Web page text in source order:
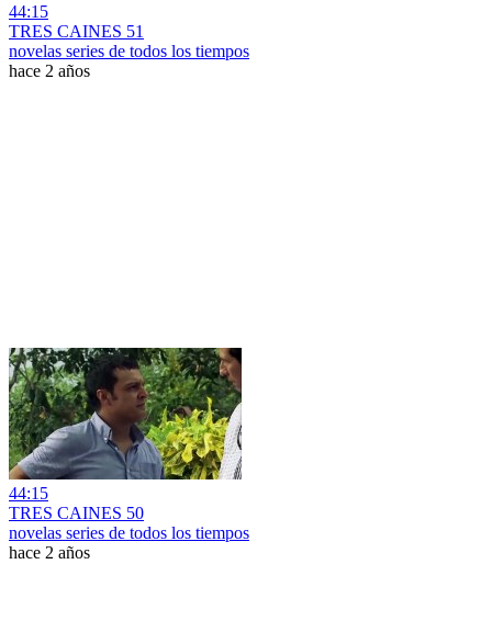
44:15
TRES CAINES 51
novelas series de todos los tiempos
hace 2 años
44:15
TRES CAINES 50
novelas series de todos los tiempos
hace 2 años